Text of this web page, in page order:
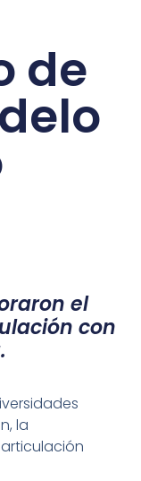
de
el
con
la